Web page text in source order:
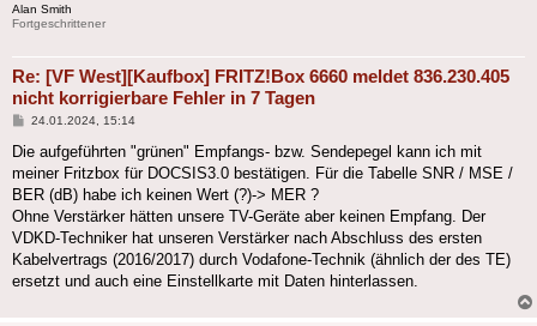
Alan Smith
Fortgeschrittener
Re: [VF West][Kaufbox] FRITZ!Box 6660 meldet 836.230.405
nicht korrigierbare Fehler in 7 Tagen
Beitrag
24.01.2024, 15:14
Die aufgeführten "grünen" Empfangs- bzw. Sendepegel kann ich mit
meiner Fritzbox für DOCSIS3.0 bestätigen. Für die Tabelle SNR / MSE /
BER (dB) habe ich keinen Wert (?)-> MER ?
Ohne Verstärker hätten unsere TV-Geräte aber keinen Empfang. Der
VDKD-Techniker hat unseren Verstärker nach Abschluss des ersten
Kabelvertrags (2016/2017) durch Vodafone-Technik (ähnlich der des TE)
ersetzt und auch eine Einstellkarte mit Daten hinterlassen.